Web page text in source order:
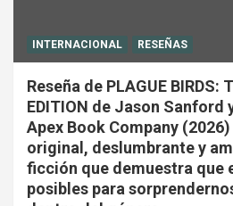
INTERNACIONAL RESEÑAS
Reseña de PLAGUE BIRDS:
EDITION de Jason Sanford
Apex Book Company
original, deslumbrante y
ficción que demuestra que
posibles para